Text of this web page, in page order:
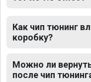
Как чип тюнинг
коробку?
Можно ли
после чип